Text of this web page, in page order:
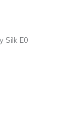
Silk E0